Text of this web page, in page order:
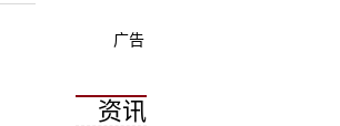
广告
资讯